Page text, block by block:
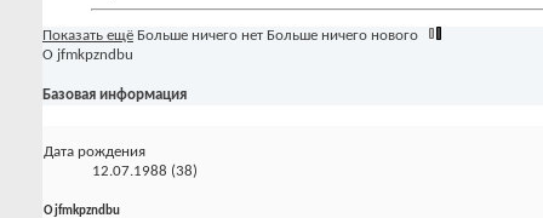
Показать ещё Больше ничего нет Больше ничего нового
О jfmkpzndbu
Базовая информация
Дата рождения
12.07.1988 (38)
О jfmkpzndbu